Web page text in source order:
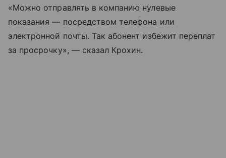
«Можно отправлять в компанию нулевые
показания — посредством телефона или
электронной почты. Так абонент избежит переплат
за просрочку», — сказал Крохин.